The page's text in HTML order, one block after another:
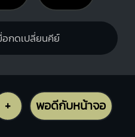
อกดเปลี่ยนคีย์
+ พอดีกับหน้าจอ